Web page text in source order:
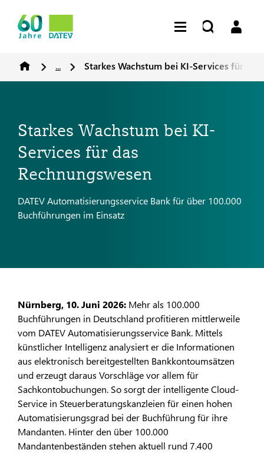
... Starkes Wachstum bei KI-Services für das
Starkes Wachstum bei KI-
Services für das
Rechnungswesen
DATEV Automatisierungsservice Bank für über 100.000
Buchführungen im Einsatz
Nürnberg, 10. Juni 2026: Mehr als 100.000
Buchführungen in Deutschland profitieren mittlerweile
vom DATEV Automatisierungsservice Bank. Mittels
künstlicher Intelligenz analysiert er die Informationen
aus elektronisch bereitgestellten Bankkontoumsätzen
und erzeugt daraus Vorschläge vor allem für
Sachkontobuchungen. So sorgt der intelligente Cloud-
Service in Steuerberatungskanzleien für einen hohen
Automatisierungsgrad bei der Buchführung für ihre
Mandanten. Hinter den über 100.000
Mandantenbeständen stehen aktuell rund 7.400